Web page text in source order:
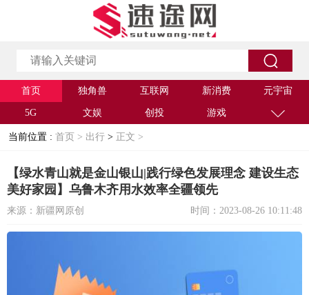
首页 独角兽 互联网 新消费 元宇宙
5G 文娱 创投 游戏
当前位置 : 首页 > 出行 > 正文 >
【绿水青山就是金山银山|践行绿色发展理念 建设生态
美好家园】乌鲁木齐用水效率全疆领先
来源：新疆网原创 时间：2023-08-26 10:11:48